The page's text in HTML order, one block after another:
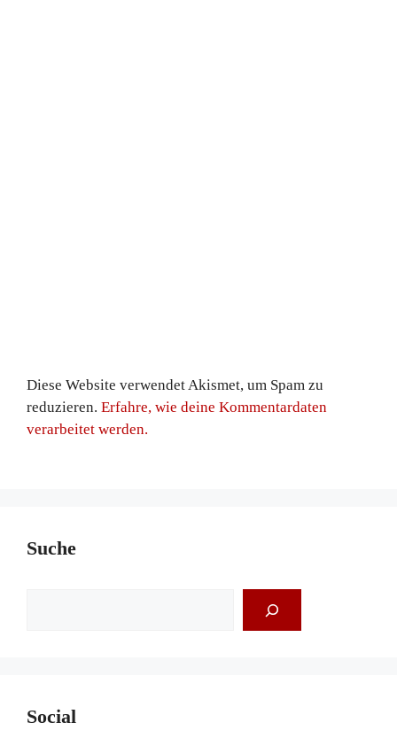
Diese Website verwendet Akismet, um Spam zu
reduzieren. Erfahre, wie deine Kommentardaten
verarbeitet werden.
Suche
Social